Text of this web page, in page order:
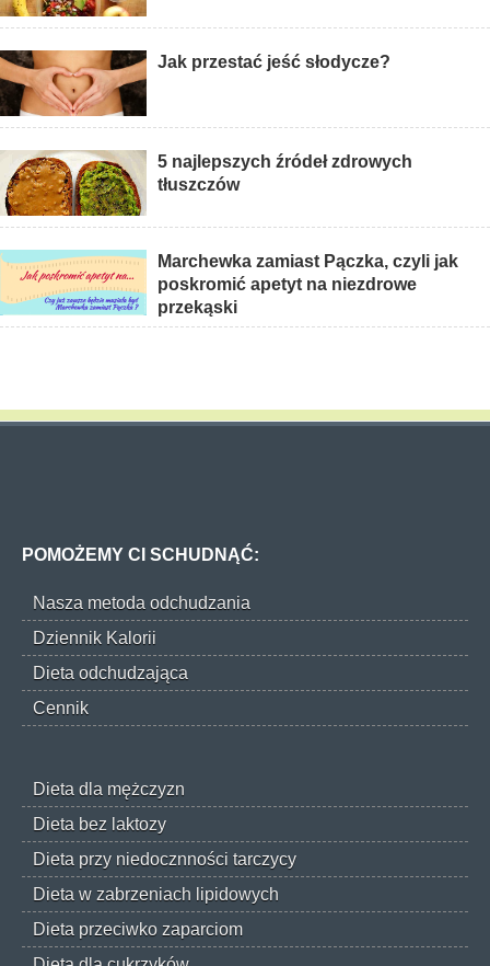
Jak przestać jeść słodycze?
5 najlepszych źródeł zdrowych
tłuszczów
Marchewka zamiast Pączka, czyli jak
poskromić apetyt na niezdrowe
przekąski
POMOŻEMY CI SCHUDNĄĆ:
Nasza metoda odchudzania
Dziennik Kalorii
Dieta odchudzająca
Cennik
Dieta dla mężczyzn
Dieta bez laktozy
Dieta przy niedocznności tarczycy
Dieta w zabrzeniach lipidowych
Dieta przeciwko zaparciom